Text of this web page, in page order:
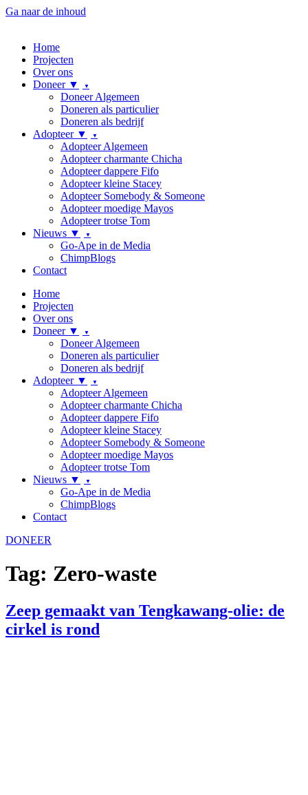
Ga naar de inhoud
Home
Projecten
Over ons
Doneer ▼
Doneer Algemeen
Doneren als particulier
Doneren als bedrijf
Adopteer ▼
Adopteer Algemeen
Adopteer charmante Chicha
Adopteer dappere Fifo
Adopteer kleine Stacey
Adopteer Somebody & Someone
Adopteer moedige Mayos
Adopteer trotse Tom
Nieuws ▼
Go-Ape in de Media
ChimpBlogs
Contact
Home
Projecten
Over ons
Doneer ▼
Doneer Algemeen
Doneren als particulier
Doneren als bedrijf
Adopteer ▼
Adopteer Algemeen
Adopteer charmante Chicha
Adopteer dappere Fifo
Adopteer kleine Stacey
Adopteer Somebody & Someone
Adopteer moedige Mayos
Adopteer trotse Tom
Nieuws ▼
Go-Ape in de Media
ChimpBlogs
Contact
DONEER
Tag: Zero-waste
Zeep gemaakt van Tengkawang-olie: de
cirkel is rond